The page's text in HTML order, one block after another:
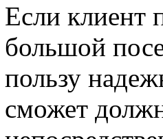
Если клиент
большой
пользу
сможет